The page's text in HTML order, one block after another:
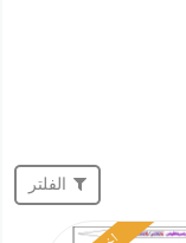
الفلتر